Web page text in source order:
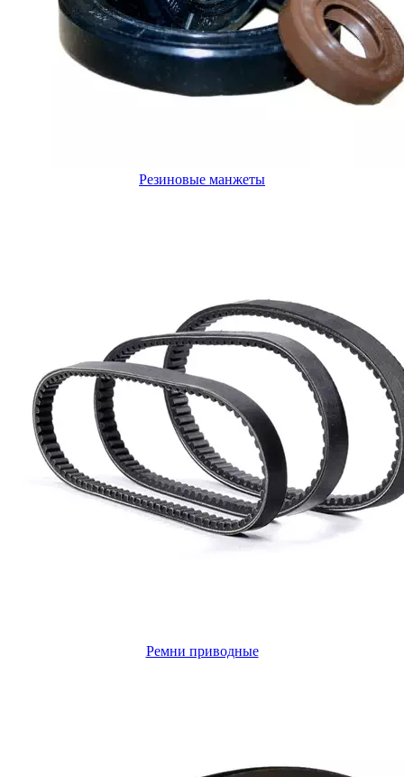
Резиновые манжеты
Ремни приводные